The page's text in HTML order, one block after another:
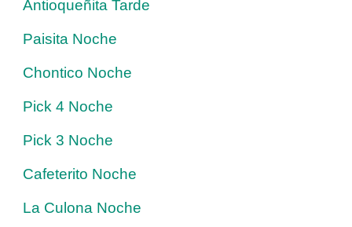
Antioqueñita Tarde
Paisita Noche
Chontico Noche
Pick 4 Noche
Pick 3 Noche
Cafeterito Noche
La Culona Noche